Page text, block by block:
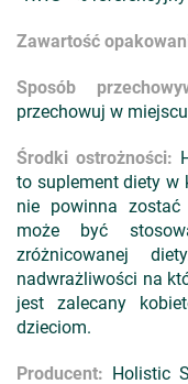
Zawartość
Sposób
przechowuj w
Środki ostrożności:
to suplement diety w
nie powinna zostać
może być
zróżnicowanej
nadwrażliwości na
jest zalecany
dzieciom.
Producent: Holistic